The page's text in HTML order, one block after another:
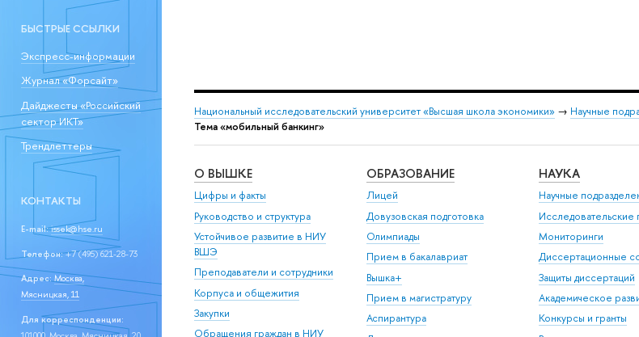
БЫСТРЫЕ ССЫЛКИ
Экспресс-информации
Журнал «Форсайт»
Дайджесты «Российский
сектор ИКТ»
Трендлеттеры
КОНТАКТЫ
E-mail:issek@hse.ru
Телефон:+7 (495) 621-28-73
Адрес: Москва,
Мясницкая, 11
Для корреспонденции:
Национальный исследовательский университет «Высшая школа экономики» → Научные
Тема «мобильный банкинг»
О ВЫШКЕ
Цифры и факты
Руководство и структура
Устойчивое развитие в НИУ
ВШЭ
Преподаватели и сотрудники
Корпуса и общежития
Закупки
Обращения граждан в НИУ
ОБРАЗОВАНИЕ
Лицей
Довузовская подготовка
Олимпиады
Прием в бакалавриат
Вышка+
Прием в магистратуру
Аспирантура
НАУКА
Научные
Исследовательские
Мониторинги
Диссертационные
Защиты диссертаций
Академическое
Конкурсы и гранты